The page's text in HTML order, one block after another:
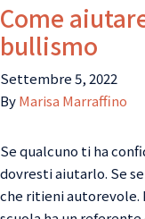
Come
bullismo
Settembre 5, 2022
ByMarisa Marraffino
Se qualcuno ti ha
dovresti aiutarlo. Se
che ritieni autorevole.